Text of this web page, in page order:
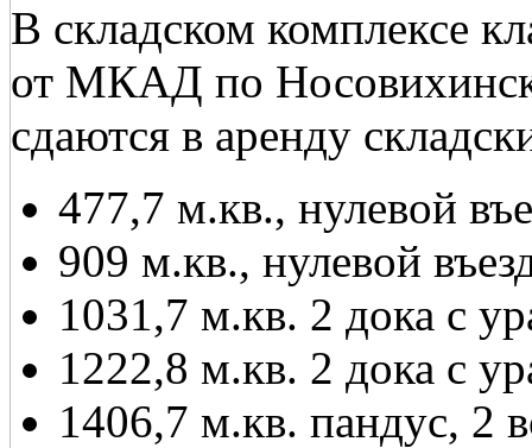
В складском комплексе
от МКАД по
сдаются в аренду
477,7 м.кв., нулевой
909 м.кв., нулевой
1031,7 м.кв. 2 дока с
1222,8 м.кв. 2 дока с
1406,7 м.кв. пандус, 2